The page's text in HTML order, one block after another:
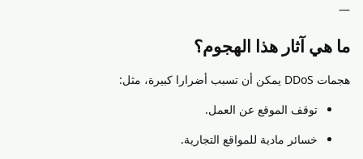
—
ما هي آثار هذا الهجوم؟
هجمات DDoS يمكن أن تسبب أضرارا كبيرة، مثل:
توقف الموقع عن العمل.
خسائر مادية للمواقع التجارية.